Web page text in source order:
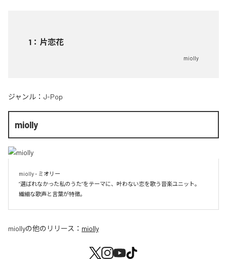
1 ： 片恋花
miolly
ジャンル： J-Pop
miolly
miolly - ミオリー
”選ばれなかった私のうた”をテーマに、叶わない恋を歌う音楽ユニット。
miollyの他のリリース： miolly